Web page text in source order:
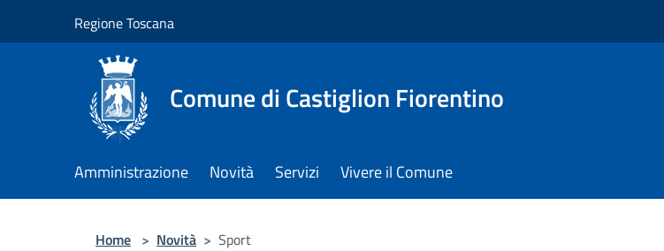
Regione Toscana
Comune di Castiglion Fiorentino
Amministrazione Novità Servizi Vivere il Comune
Home > Novità > Sport